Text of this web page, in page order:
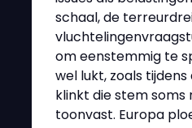
schaal, de
om eenstemmig te
wel lukt, zoals
klinkt die stem soms
toonvast. Europa